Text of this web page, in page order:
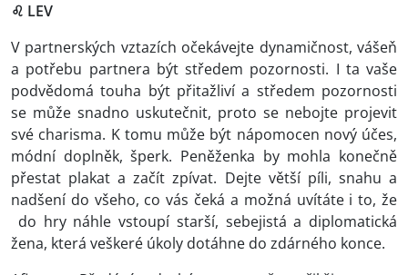
♌ LEV
V partnerských vztazích očekávejte dynamičnost, vášeň
a potřebu partnera být středem pozornosti. I ta vaše
podvědomá touha být přitažliví a středem pozornosti
se může snadno uskutečnit, proto se nebojte projevit
své charisma. K tomu může být nápomocen nový účes,
módní doplněk, šperk. Peněženka by mohla konečně
přestat plakat a začít zpívat. Dejte větší píli, snahu a
nadšení do všeho, co vás čeká a možná uvítáte i to, že
do hry náhle vstoupí starší, sebejistá a diplomatická
žena, která veškeré úkoly dotáhne do zdárného konce.